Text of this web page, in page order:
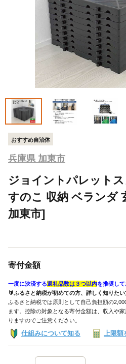
おすすめ自治体
兵庫県 加東市
ジョイントパレット
すのこ 収納 ベランダ
加東市]
寄付金額
一度に決済する返礼品数は３つ以内を推奨して
🔰ふるさと納税が初めての方、詳しく知りた
ふるさと納税では原則として自己負担額の
ます。控除の対象となる寄付金額は、収入や
りますのでご注意ください。
仕組みについて知る 上限額